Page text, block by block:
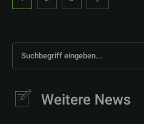
Suchbegriff eingeben...
Weitere News